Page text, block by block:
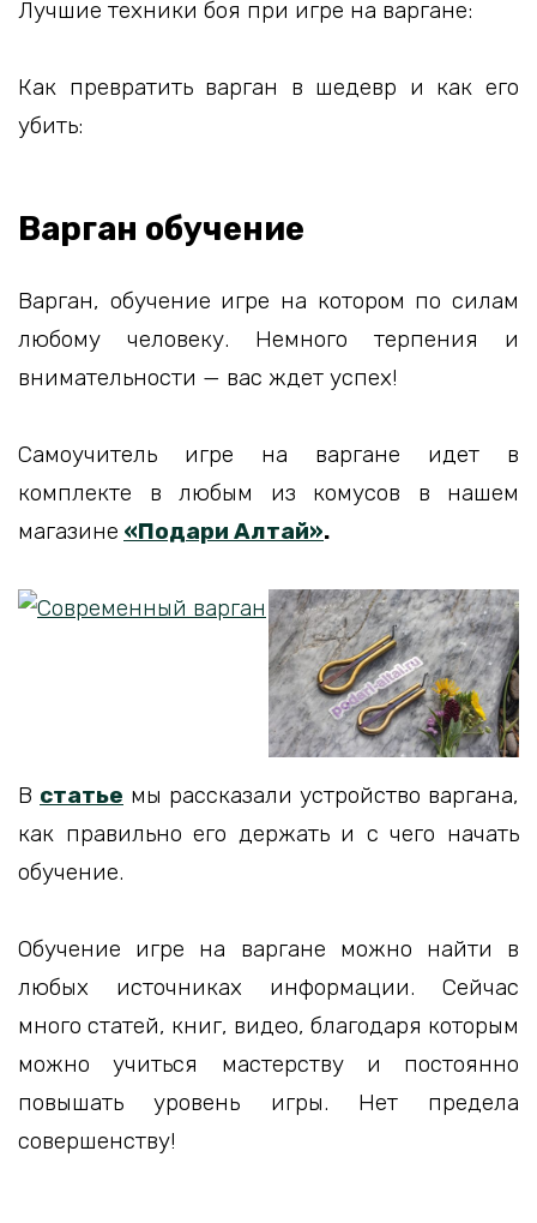
Лучшие техники боя при игре на варгане:
Как превратить варган в шедевр и как его
убить:
Варган обучение
Варган, обучение игре на котором по силам
любому человеку. Немного терпения и
внимательности — вас ждет успех!
Самоучитель игре на варгане идет в
комплекте в любым из комусов в нашем
магазине «Подари Алтай».
В статье мы рассказали устройство варгана,
как правильно его держать и с чего начать
обучение.
Обучение игре на варгане можно найти в
любых источниках информации. Сейчас
много статей, книг, видео, благодаря которым
можно учиться мастерству и постоянно
повышать уровень игры. Нет предела
совершенству!